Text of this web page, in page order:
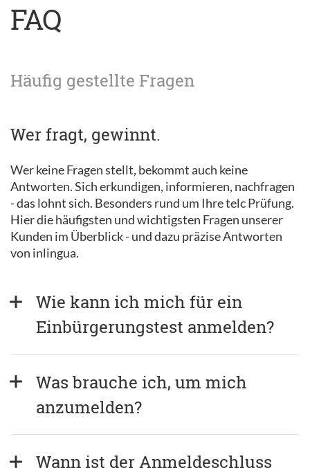
FAQ
Häufig gestellte Fragen
Wer fragt, gewinnt.
Wer keine Fragen stellt, bekommt auch keine
Antworten. Sich erkundigen, informieren, nachfragen
- das lohnt sich. Besonders rund um Ihre telc Prüfung.
Hier die häufigsten und wichtigsten Fragen unserer
Kunden im Überblick - und dazu präzise Antworten
von inlingua.
Wie kann ich mich für ein
Einbürgerungstest anmelden?
Was brauche ich, um mich
anzumelden?
Wann ist der Anmeldeschluss